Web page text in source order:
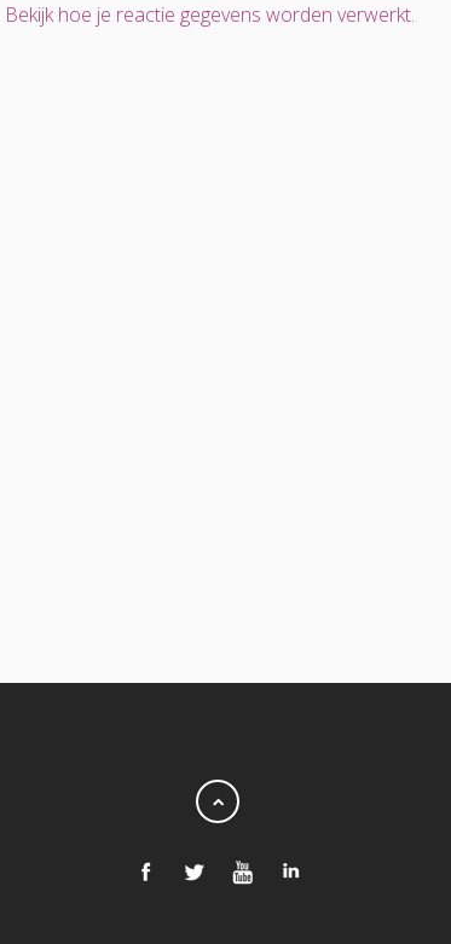
Bekijk hoe je reactie gegevens worden verwerkt.